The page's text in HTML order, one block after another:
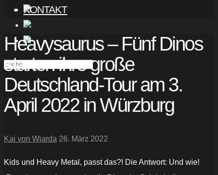
KONTAKT
Heavysaurus – Fünf Dinos
starten ihre große
Deutschland-Tour am 3.
April 2022 in Würzburg
Kai von Wiarda 26. März 2022
Kids und Heavy Metal, passt das?! Die Antwort: Und wie!